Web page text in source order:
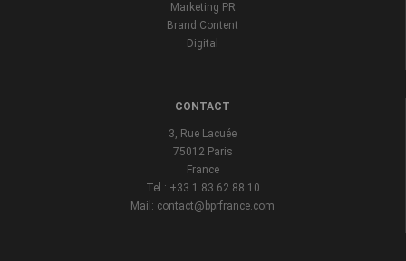
Marketing PR
Brand Content
Digital
CONTACT
3, Rue Lacuée
75012 Paris
France
Tel : +33 1 83 62 88 10
Mail: contact@bprfrance.com